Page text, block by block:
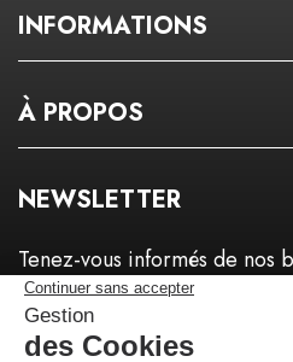
INFORMATIONS
À PROPOS
NEWSLETTER
Tenez-vous informés de nos